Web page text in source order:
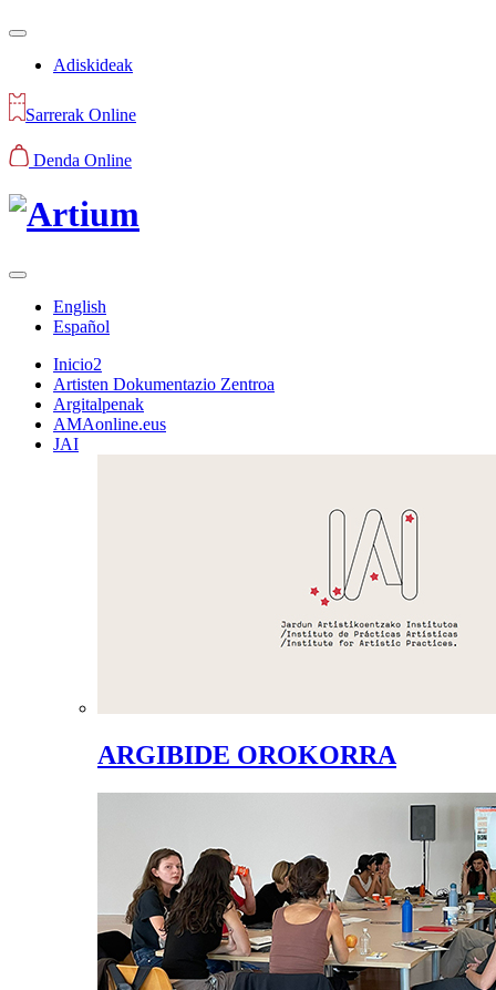
Adiskideak
Sarrerak Online
Denda Online
English
Español
Inicio2
Artisten Dokumentazio Zentroa
Argitalpenak
AMAonline.eus
JAI
ARGIBIDE OROKORRA